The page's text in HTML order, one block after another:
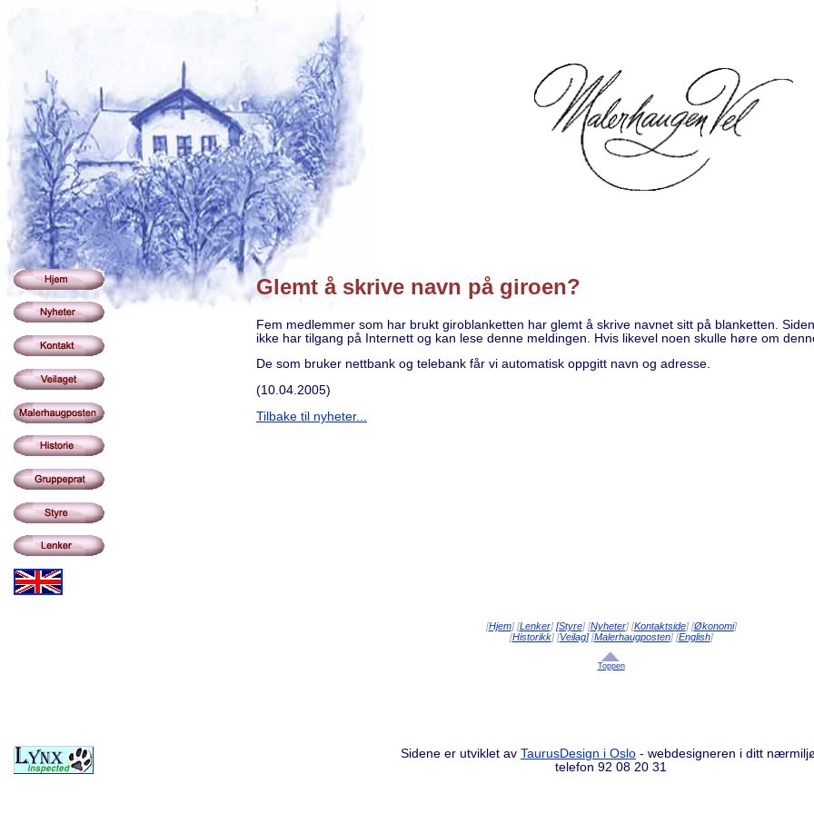
Glemt å skrive navn på giroen?
Fem medlemmer som har brukt giroblanketten har glemt å skrive navnet sitt på blanketten.
ikke har tilgang på Internett og kan lese denne meldingen. Hvis likevel noen skulle høre om
De som bruker nettbank og telebank får vi automatisk oppgitt navn og adresse.
(10.04.2005)
Tilbake til nyheter...
[Hjem] [Lenker] [Styre] [Nyheter] [Kontaktside] [Økonomi]
[Historikk] [Veilag][Malerhaugposten] [English]
Toppen
Sidene er utviklet av TaurusDesign i Oslo - webdesigneren i ditt
telefon 92 08 20 31